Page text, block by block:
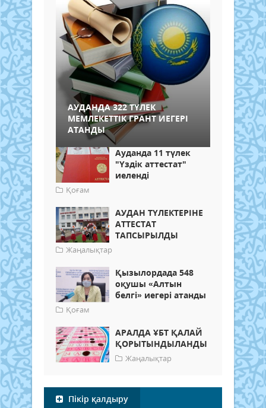
АУДАНДА 322 ТҮЛЕК
МЕМЛЕКЕТТІК ГРАНТ ИЕГЕРІ
АТАНДЫ
Ауданда 11 түлек
"Үздік аттестат"
иеленді
Қоғам
АУДАН ТҮЛЕКТЕРІНЕ
АТТЕСТАТ
ТАПСЫРЫЛДЫ
Жаңалықтар
Қызылордада 548
оқушы «Алтын
белгі» иегері атанды
Қоғам
АРАЛДА ҰБТ ҚАЛАЙ
ҚОРЫТЫНДЫЛАНДЫ
Жаңалықтар
Пікір қалдыру